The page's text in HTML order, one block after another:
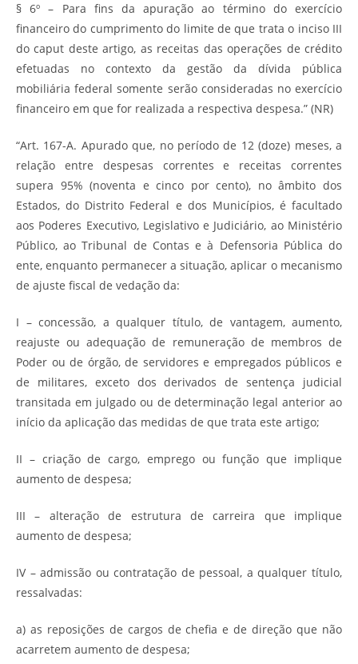
§ 6º – Para fins da apuração ao término do exercício
financeiro do cumprimento do limite de que trata o inciso III
do caput deste artigo, as receitas das operações de crédito
efetuadas no contexto da gestão da dívida pública
mobiliária federal somente serão consideradas no exercício
financeiro em que for realizada a respectiva despesa.” (NR)
“Art. 167-A. Apurado que, no período de 12 (doze) meses, a
relação entre despesas correntes e receitas correntes
supera 95% (noventa e cinco por cento), no âmbito dos
Estados, do Distrito Federal e dos Municípios, é facultado
aos Poderes Executivo, Legislativo e Judiciário, ao Ministério
Público, ao Tribunal de Contas e à Defensoria Pública do
ente, enquanto permanecer a situação, aplicar o mecanismo
de ajuste fiscal de vedação da:
I – concessão, a qualquer título, de vantagem, aumento,
reajuste ou adequação de remuneração de membros de
Poder ou de órgão, de servidores e empregados públicos e
de militares, exceto dos derivados de sentença judicial
transitada em julgado ou de determinação legal anterior ao
início da aplicação das medidas de que trata este artigo;
II – criação de cargo, emprego ou função que implique
aumento de despesa;
III – alteração de estrutura de carreira que implique
aumento de despesa;
IV – admissão ou contratação de pessoal, a qualquer título,
ressalvadas:
a) as reposições de cargos de chefia e de direção que não
acarretem aumento de despesa;